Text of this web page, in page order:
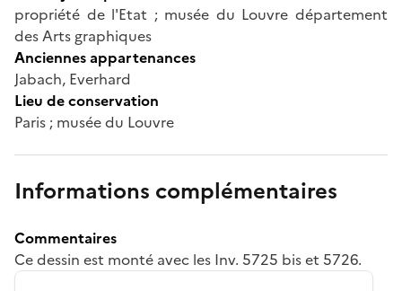
propriété de l'Etat ; musée du Louvre département
des Arts graphiques
Anciennes appartenances
Jabach, Everhard
Lieu de conservation
Paris ; musée du Louvre
Informations complémentaires
Commentaires
Ce dessin est monté avec les Inv. 5725 bis et 5726.